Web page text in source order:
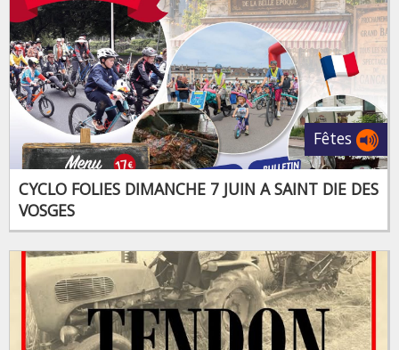
Fêtes
CYCLO FOLIES DIMANCHE 7 JUIN A SAINT DIE DES
VOSGES